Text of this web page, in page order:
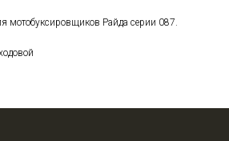
мотобуксировщиков Райда серии 087.